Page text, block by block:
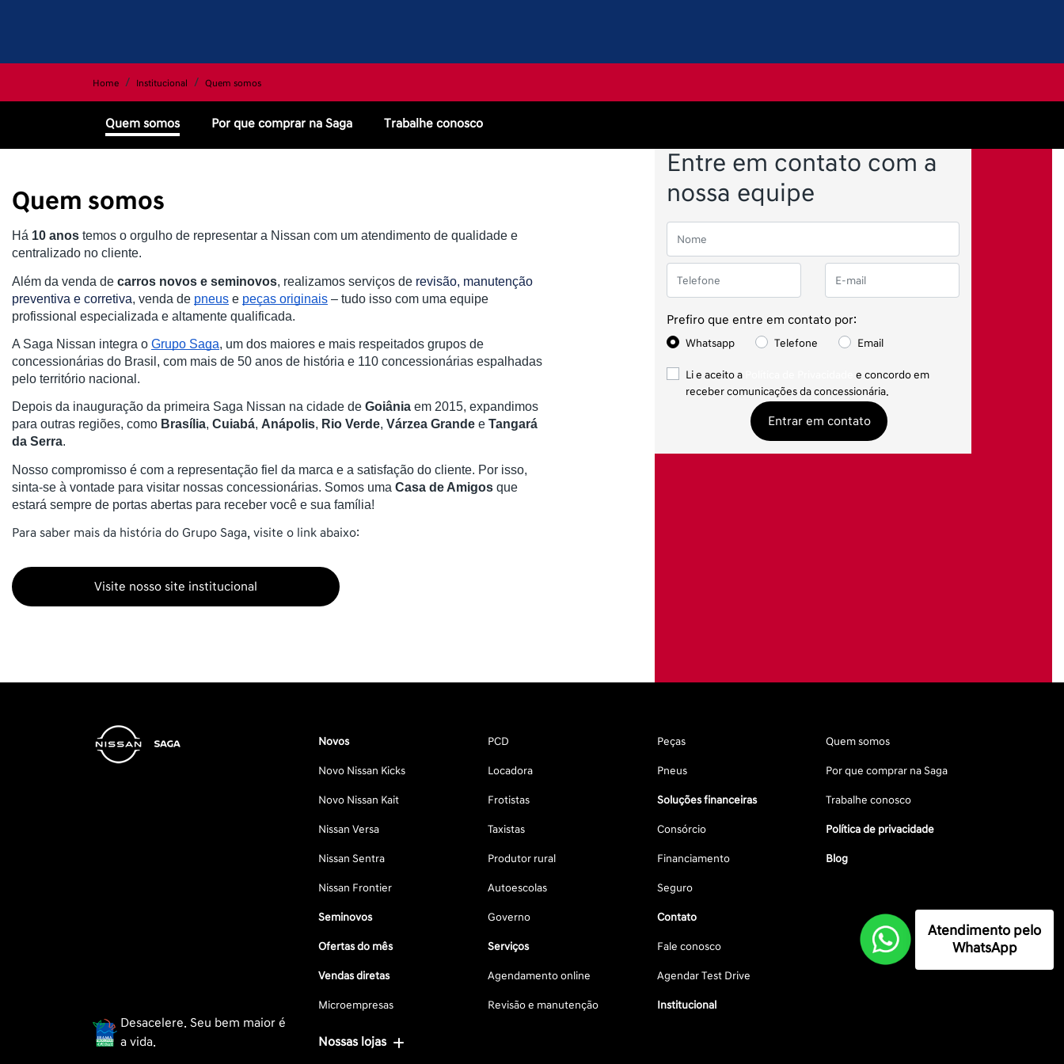
Home Institucional Quem somos
Quem somos Por que comprar na Saga Trabalhe conosco
Quem somos
Há 10 anos temos o orgulho de representar a Nissan com um atendimento de qualidade e
centralizado no cliente.
Além da venda de carros novos e seminovos, realizamos serviços de revisão, manutenção
preventiva e corretiva, venda de pneus e peças originais – tudo isso com uma equipe
profissional especializada e altamente qualificada.
A Saga Nissan integra o Grupo Saga, um dos maiores e mais respeitados grupos de
concessionárias do Brasil, com mais de 50 anos de história e 110 concessionárias espalhadas
pelo território nacional.
Depois da inauguração da primeira Saga Nissan na cidade de Goiânia em 2015, expandimos
para outras regiões, como Brasília, Cuiabá, Anápolis, Rio Verde, Várzea Grande e Tangará
da Serra.
Nosso compromisso é com a representação fiel da marca e a satisfação do cliente. Por isso,
sinta-se à vontade para visitar nossas concessionárias. Somos uma Casa de Amigos que
estará sempre de portas abertas para receber você e sua família!
Para saber mais da história do Grupo Saga, visite o link abaixo:
Visite nosso site institucional
Entre em contato com a
nossa equipe
Prefiro que entre em contato por:
Whatsapp Telefone Email
Li e aceito a
e concordo em
receber comunicações da concessionária.
Entrar em contato
Desacelere. Seu bem maior é
a vida.
Novos
Novo Nissan Kicks
Novo Nissan Kait
Nissan Versa
Nissan Sentra
Nissan Frontier
Seminovos
Ofertas do mês
Vendas diretas
Microempresas
PCD
Locadora
Frotistas
Taxistas
Produtor rural
Autoescolas
Governo
Serviços
Agendamento online
Revisão e manutenção
Peças
Pneus
Soluções financeiras
Consórcio
Financiamento
Seguro
Contato
Fale conosco
Agendar Test Drive
Institucional
Quem somos
Por que comprar na Saga
Trabalhe conosco
Política de privacidade
Blog
Nossas lojas
Atendimento pelo
WhatsApp